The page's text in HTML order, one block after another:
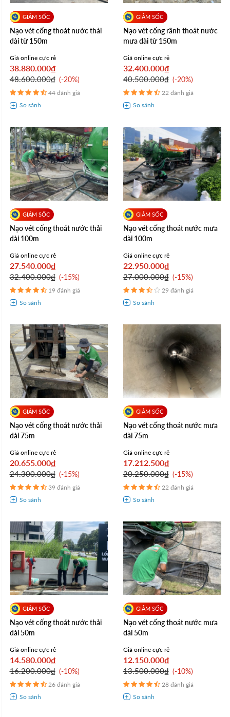
Nạo vét cống thoát nước thải
dài từ 150m
Giá online cực rẻ
38.880.000₫
48.600.000₫ -20%
44 đánh giá
Nạo vét cống rãnh thoát nước
mưa dài từ 150m
Giá online cực rẻ
32.400.000₫
40.500.000₫ -20%
22 đánh giá
Nạo vét cống thoát nước thải
dài 100m
Giá online cực rẻ
27.540.000₫
32.400.000₫ -15%
19 đánh giá
Nạo vét cống thoát nước mưa
dài 100m
Giá online cực rẻ
22.950.000₫
27.000.000₫ -15%
29 đánh giá
Nạo vét cống thoát nước thải
dài 75m
Giá online cực rẻ
20.655.000₫
24.300.000₫ -15%
39 đánh giá
Nạo vét cống thoát nước mưa
dài 75m
Giá online cực rẻ
17.212.500₫
20.250.000₫ -15%
22 đánh giá
Nạo vét cống thoát nước thải
dài 50m
Giá online cực rẻ
14.580.000₫
16.200.000₫ -10%
26 đánh giá
Nạo vét cống thoát nước mưa
dài 50m
Giá online cực rẻ
12.150.000₫
13.500.000₫ -10%
28 đánh giá